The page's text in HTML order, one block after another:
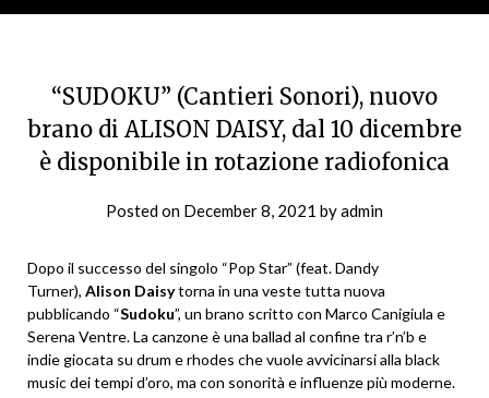
“SUDOKU” (Cantieri Sonori), nuovo
brano di ALISON DAISY, dal 10 dicembre
è disponibile in rotazione radiofonica
Posted on December 8, 2021 byadmin
Dopo il successo del singolo “Pop Star” (feat. Dandy
Turner), Alison Daisytorna in una veste tutta nuova
pubblicando “Sudoku”, un brano scritto con Marco Canigiula e
Serena Ventre. La canzone è una ballad al confine tra r’n’b e
indie giocata su drum e rhodes che vuole avvicinarsi alla black
music dei tempi d’oro, ma con sonorità e influenze più moderne.